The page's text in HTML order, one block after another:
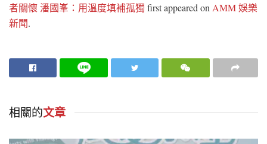
者關懷 潘國峯：用溫度填補孤獨 first appeared on AMM 娛樂
新聞.
相關的文章